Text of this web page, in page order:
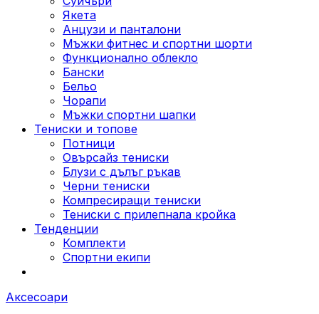
Якета
Aнцузи и панталони
Mъжки фитнес и спортни шорти
Функционално облекло
Бански
Бельо
Чорапи
Mъжки спортни шапки
Тениски и топове
Потници
Овърсайз тениски
Блузи с дълъг ръкав
Черни тениски
Компресиращи тениски
Тениски с прилепнала кройка
Тенденции
Комплекти
Спортни екипи
Аксесоари